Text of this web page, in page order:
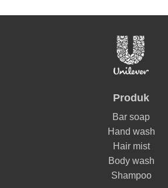
Produk
Bar soap
Hand wash
Hair mist
Body wash
Shampoo